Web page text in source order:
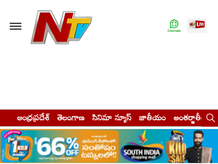
ఆంధ్రప్రదేశ్ తెలంగాణ సినిమా న్యూస్ జాతీయం అంతర్జాతీయం